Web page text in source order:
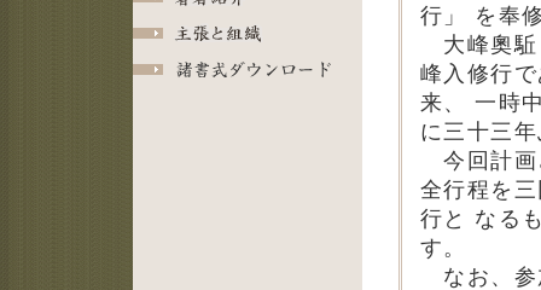
行」 を奉
大峰奧駈
峰入修行
来、 一時
に三十三
今回計画
全行程を
行と なる
す。
なお、参